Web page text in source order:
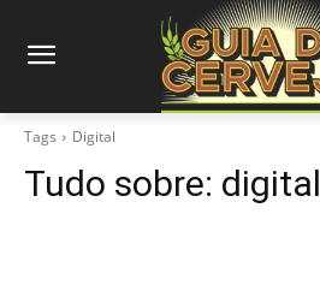
Tags Digital
Tudo sobre: digital